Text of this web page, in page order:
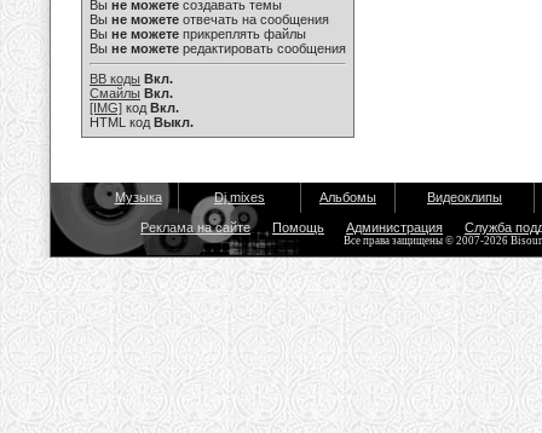
Вы не можете создавать темы
Вы не можете отвечать на сообщения
Вы не можете прикреплять файлы
Вы не можете редактировать сообщения
BB коды Вкл.
Смайлы Вкл.
[IMG] код Вкл.
HTML код Выкл.
Музыка Dj mixes Альбомы Видеоклипы
Реклама на сайте Помощь Администрация Служба
Все права защищены © 2007-2026